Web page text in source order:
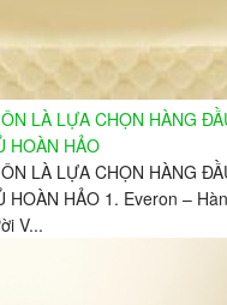
LÀ LỰA CHỌN HÀNG
HOÀN HẢO
LÀ LỰA CHỌN HÀNG
HOÀN HẢO 1. Everon –
V...